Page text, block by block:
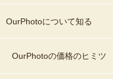
OurPhotoについて知る
OurPhotoの価格のヒミツ